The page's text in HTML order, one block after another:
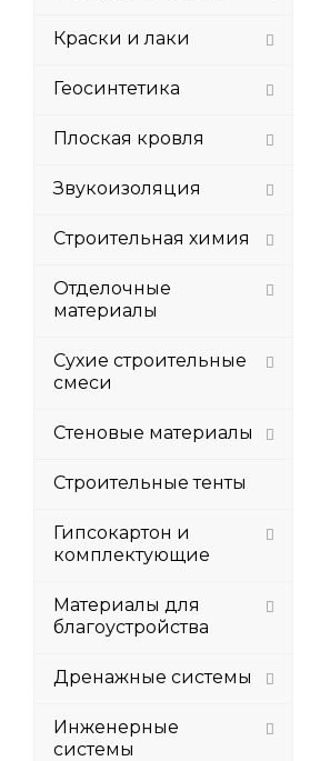
Краски и лаки
Геосинтетика
Плоская кровля
Звукоизоляция
Строительная химия
Отделочные
материалы
Сухие строительные
смеси
Стеновые материалы
Строительные тенты
Гипсокартон и
комплектующие
Материалы для
благоустройства
Дренажные системы
Инженерные
системы